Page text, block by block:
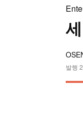
발행